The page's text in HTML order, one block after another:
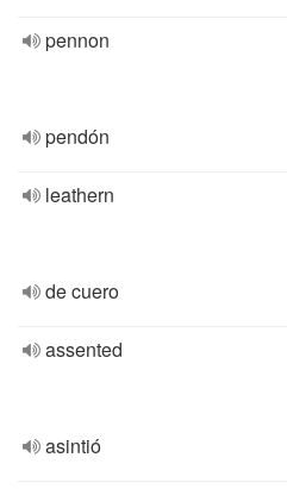
pennon
pendón
leathern
de cuero
assented
asintió